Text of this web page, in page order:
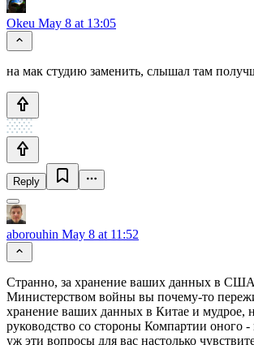
Okeu May 8 at 13:05
на мак студию заменить, слышал там
Reply
aborouhin May 8 at 11:52
Странно, за хранение ваших данных в
Министерством войны вы почему-то
хранение ваших данных в Китае и мудрое,
руководство со стороны Компартии оного -
уж эти вопросы для вас настолько